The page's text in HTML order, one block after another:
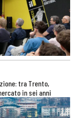
tra Trento,
in sei anni